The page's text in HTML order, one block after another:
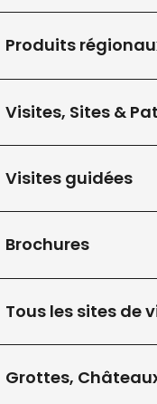
Produits
Visites, Sites &
Visites guidées
Brochures
Tous les sites de
Grottes,